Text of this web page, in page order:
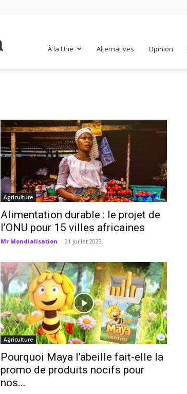
À la Une Alternatives Opinion
Agriculture
Alimentation durable : le projet de
l’ONU pour 15 villes africaines
Mr Mondialisation - 31 juillet 2023
Agriculture
Pourquoi Maya l’abeille fait-elle la
promo de produits nocifs pour
nos...